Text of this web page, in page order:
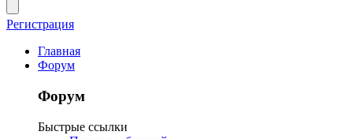
Регистрация
Главная
Форум
Форум
Быстрые ссылки